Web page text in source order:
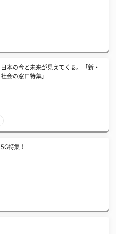
日本の今と未来が見えてくる。「新・
社会の窓口特集」
5G特集！